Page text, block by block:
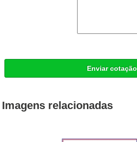
Enviar cotação
Imagens relacionadas